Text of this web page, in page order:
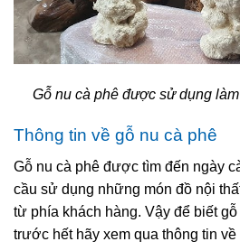
Gỗ nu cà phê được sử dụng
Thông tin về gỗ nu cà phê
Gỗ nu cà phê được tìm đến ngày
cầu sử dụng những món đồ nội
từ phía khách hàng. Vậy để biết
trước hết hãy xem qua thông tin về